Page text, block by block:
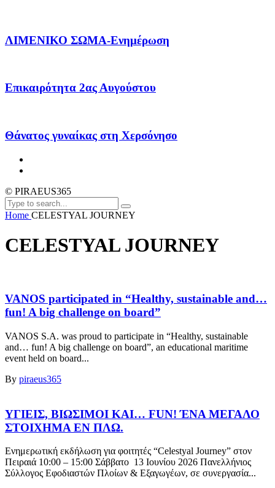
ΛΙΜΕΝΙΚΟ ΣΩΜΑ-Ενημέρωση
Επικαιρότητα 2ας Αυγούστου
Θάνατος γυναίκας στη Χερσόνησο
© PIRAEUS365
Home CELESTYAL JOURNEY
CELESTYAL JOURNEY
VANOS participated in “Healthy, sustainable and…
fun! A big challenge on board”
VANOS S.A. was proud to participate in “Healthy, sustainable
and… fun! A big challenge on board”, an educational maritime
event held on board...
By piraeus365
ΥΓΙΕΙΣ, ΒΙΩΣΙΜΟΙ ΚΑΙ… FUN! ΈΝΑ ΜΕΓΑΛΟ
ΣΤΟΙΧΗΜΑ ΕΝ ΠΛΩ.
Ενημερωτική εκδήλωση για φοιτητές “Celestyal Journey” στον
Πειραιά 10:00 – 15:00 Σάββατο 13 Ιουνίου 2026 Πανελλήνιος
Σύλλογος Εφοδιαστών Πλοίων & Εξαγωγέων, σε συνεργασία...